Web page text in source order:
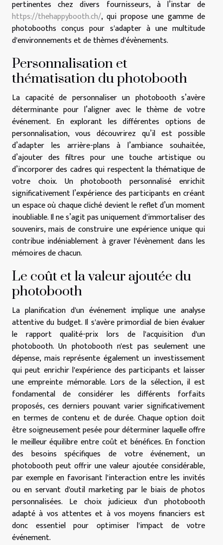
pertinentes chez divers fournisseurs, à l’instar de
https://thehappybooth.ch/, qui propose une gamme de
photobooths conçus pour s'adapter à une multitude
d'environnements et de thèmes d'évènements.
Personnalisation et
thématisation du photobooth
La capacité de personnaliser un photobooth s’avère
déterminante pour l’aligner avec le thème de votre
événement. En explorant les différentes options de
personnalisation, vous découvrirez qu’il est possible
d’adapter les arrière-plans à l’ambiance souhaitée,
d’ajouter des filtres pour une touche artistique ou
d’incorporer des cadres qui respectent la thématique de
votre choix. Un photobooth personnalisé enrichit
significativement l’expérience des participants en créant
un espace où chaque cliché devient le reflet d’un moment
inoubliable. Il ne s’agit pas uniquement d'immortaliser des
souvenirs, mais de construire une expérience unique qui
contribue indéniablement à graver l'évènement dans les
mémoires de chacun.
Le coût et la valeur ajoutée du
photobooth
La planification d'un événement implique une analyse
attentive du budget. Il s'avère primordial de bien évaluer
le rapport qualité-prix lors de l'acquisition d'un
photobooth. Un photobooth n'est pas seulement une
dépense, mais représente également un investissement
qui peut enrichir l'expérience des participants et laisser
une empreinte mémorable. Lors de la sélection, il est
fondamental de considérer les différents forfaits
proposés, ces derniers pouvant varier significativement
en termes de contenu et de durée. Chaque option doit
être soigneusement pesée pour déterminer laquelle offre
le meilleur équilibre entre coût et bénéfices. En fonction
des besoins spécifiques de votre événement, un
photobooth peut offrir une valeur ajoutée considérable,
par exemple en favorisant l'interaction entre les invités
ou en servant d'outil marketing par le biais de photos
personnalisées. Le choix judicieux d'un photobooth
adapté à vos attentes et à vos moyens financiers est
donc essentiel pour optimiser l'impact de votre
événement.